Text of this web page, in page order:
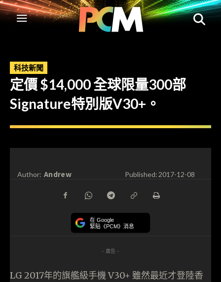
科技新聞
定價 $14,000 全球限量300部
Signature特別版V30+。
Author: Andrew Published:2017-12-08
在 Google
緊貼《PCM》消息
- 廣告 -
LG 2017年的旗艦級手機 V30+ 雖然最近才登陸香